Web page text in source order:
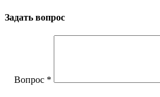
Задать вопрос
Вопрос *